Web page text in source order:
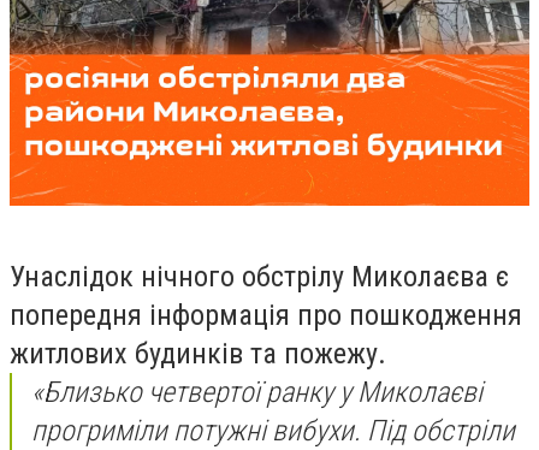
Унаслідок нічного обстрілу Миколаєва є
попередня інформація про пошкодження
житлових будинків та пожежу.
«Близько четвертої ранку у Миколаєві
прогриміли потужні вибухи. Під обстріли